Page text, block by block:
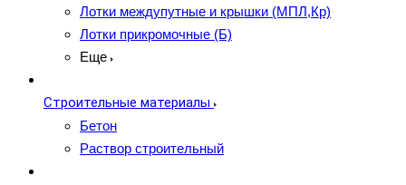
Лотки междупутные и крышки (МПЛ,Кр)
Лотки прикромочные (Б)
Еще
Строительные материалы
Бетон
Раствор строительный